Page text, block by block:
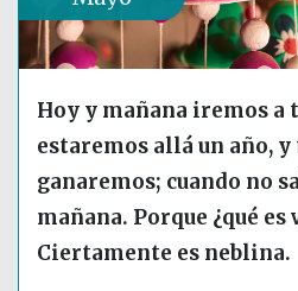
Hoy y mañana iremos a
estaremos allá un año,
ganaremos; cuando no
mañana. Porque ¿qué es
Ciertamente es neblina.